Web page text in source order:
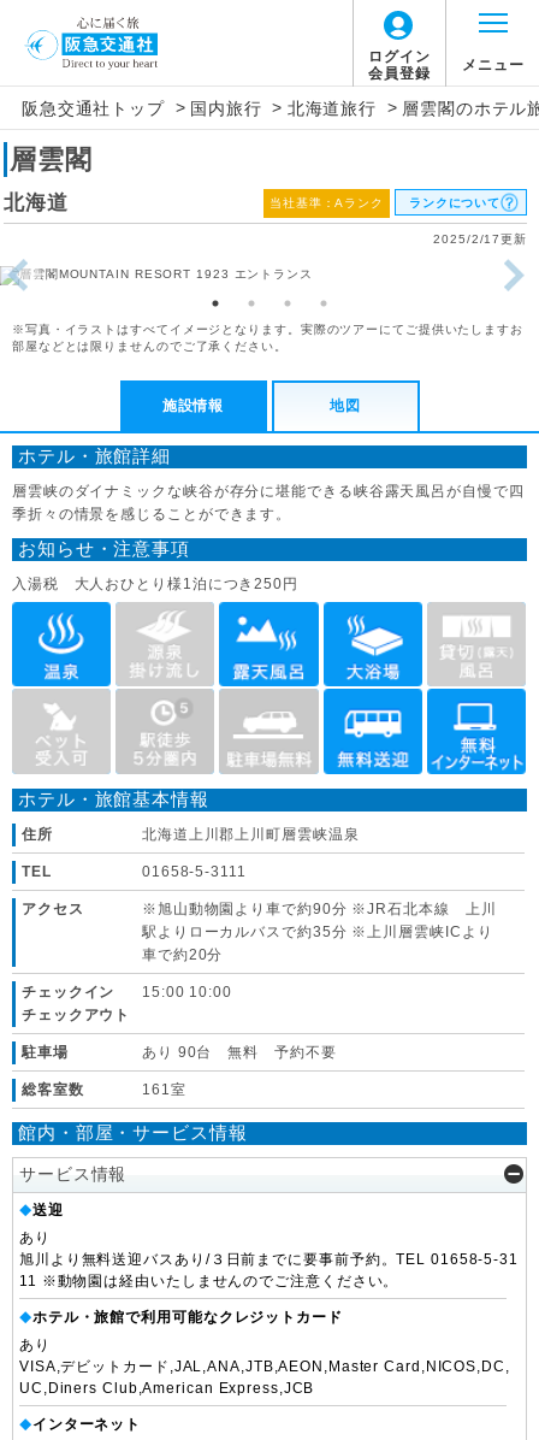
ログイン
会員登録
メニュー
阪急交通社トップ > 国内旅行 > 北海道旅行 > 層雲閣のホテル
層雲閣
北海道 当社基準：Aランク ランクについて
2025/2/17更新
※写真・イラストはすべてイメージとなります。実際のツアーにてご提供いたしますお
部屋などとは限りませんのでご了承ください。
施設情報 地図
ホテル・旅館詳細
層雲峡のダイナミックな峡谷が存分に堪能できる峡谷露天風呂が自慢で四
季折々の情景を感じることができます。
お知らせ・注意事項
入湯税 大人おひとり様1泊につき250円
ホテル・旅館基本情報
住所 北海道上川郡上川町層雲峡温泉
TEL 01658-5-3111
アクセス
※旭山動物園より車で約90分 ※JR石北本線 上川
駅よりローカルバスで約35分 ※上川層雲峡ICより
車で約20分
チェックイン
チェックアウト
15:00 10:00
駐車場 あり 90台 無料 予約不要
総客室数 161室
館内・部屋・サービス情報
サービス情報
◆送迎
あり
旭川より無料送迎バスあり/３日前までに要事前予約。TEL 01658-5-31
11 ※動物園は経由いたしませんのでご注意ください。
◆ホテル・旅館で利用可能なクレジットカード
あり
VISA,デビットカード,JAL,ANA,JTB,AEON,Master Card,NICOS,DC,
UC,Diners Club,American Express,JCB
◆インターネット